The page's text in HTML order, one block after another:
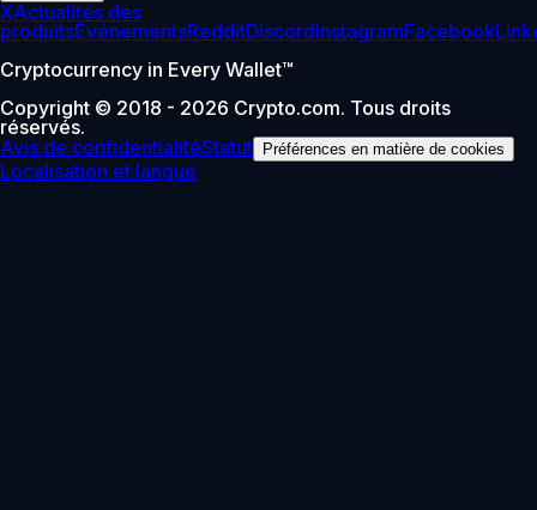
XActualités des
produitsÉvénementsRedditDiscordInstagramFacebook
Cryptocurrency in Every Wallet™
Copyright © 2018 - 2026 Crypto.com. Tous droits
réservés.
Avis de confidentialitéStatut Préférences en matière de cookies
Localisation et langue